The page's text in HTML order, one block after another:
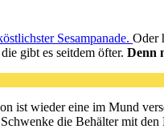
Sesampanade. Oder
gibt es seitdem öfter. Denn
ist wieder eine im Mund
die Behälter mit